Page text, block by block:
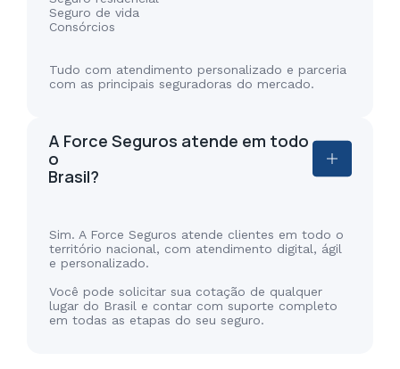
Seguro de vida
Consórcios
Tudo com atendimento personalizado e parceria
com as principais seguradoras do mercado.
A Force Seguros atende em todo
o
Brasil?
Sim. A Force Seguros atende clientes em todo o
território nacional, com atendimento digital, ágil
e personalizado.
Você pode solicitar sua cotação de qualquer
lugar do Brasil e contar com suporte completo
em todas as etapas do seu seguro.